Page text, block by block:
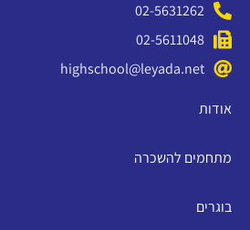
02-5631262
02-5611048
highschool@leyada.net
אודות
מתחמים להשכרה
בוגרים